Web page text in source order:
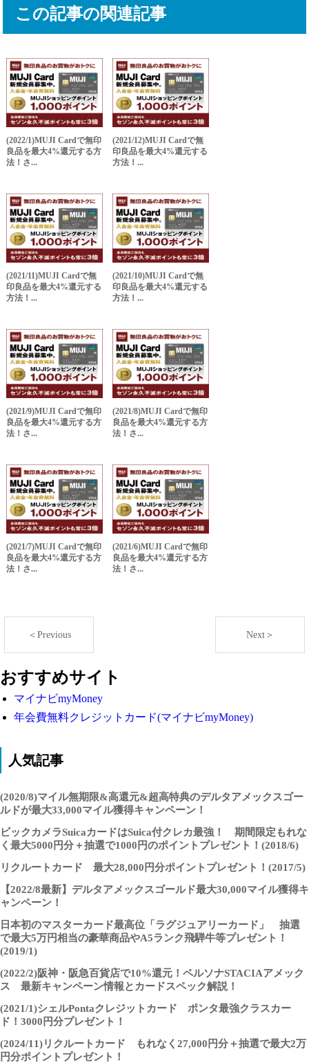
この記事の関連記事
(2022/1)MUJI Cardで無印
良品を最大4%還元する方
法！さ...
(2021/12)MUJI Cardで無
印良品を最大4%還元する
方法！...
(2021/11)MUJI Cardで無
印良品を最大4%還元する
方法！...
(2021/10)MUJI Cardで無
印良品を最大4%還元する
方法！...
(2021/9)MUJI Cardで無印
良品を最大4%還元する方
法！さ...
(2021/8)MUJI Cardで無印
良品を最大4%還元する方
法！さ...
(2021/7)MUJI Cardで無印
良品を最大4%還元する方
法！さ...
(2021/6)MUJI Cardで無印
良品を最大4%還元する方
法！さ...
＜Previous Next＞
おすすめサイト
マイナビmyMoney
年会費無料クレジットカード(マイナビmyMoney)
人気記事
(2020/8)マイル無期限&高還元&超高特典のデルタアメックスゴー
ルドが最大33,000マイル獲得キャンペーン！
ビックカメラSuicaカードはSuica付クレカ最強！ 期間限定もれな
く最大5000円分＋抽選で1000円のポイントプレゼント！(2018/6)
リクルートカード 最大28,000円分ポイントプレゼント！(2017/5)
【2022/8最新】デルタアメックスゴールド最大30,000マイル獲得キ
ャンペーン！
日本初のマスターカード最高位「ラグジュアリーカード」 抽選
で最大5万円相当の豪華商品やA5ランク飛騨牛等プレゼント！
(2019/1)
(2022/2)阪神・阪急百貨店で10%還元！ペルソナSTACIAアメック
ス 最新キャンペーン情報とカードスペック解説！
(2021/1)シェルPontaクレジットカード ポンタ最強クラスカー
ド！3000円分プレゼント！
(2024/11)リクルートカード もれなく27,000円分＋抽選で最大2万
円分ポイントプレゼント！